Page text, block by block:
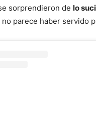
sorprendieron de lo
no parece haber servido